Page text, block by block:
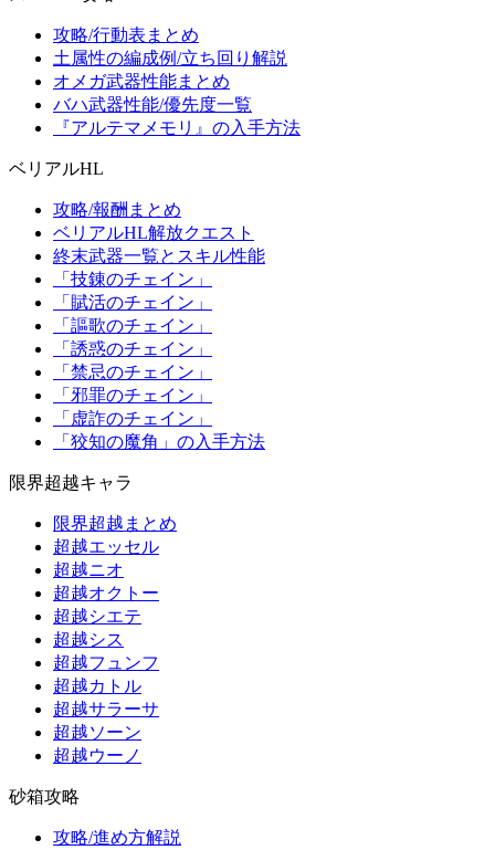
攻略/行動表まとめ
土属性の編成例/立ち回り解説
オメガ武器性能まとめ
バハ武器性能/優先度一覧
『アルテマメモリ』の入手方法
ベリアルHL
攻略/報酬まとめ
ベリアルHL解放クエスト
終末武器一覧とスキル性能
「技錬のチェイン」
「賦活のチェイン」
「謳歌のチェイン」
「誘惑のチェイン」
「禁忌のチェイン」
「邪罪のチェイン」
「虚詐のチェイン」
「狡知の魔角」の入手方法
限界超越キャラ
限界超越まとめ
超越エッセル
超越ニオ
超越オクトー
超越シエテ
超越シス
超越フュンフ
超越カトル
超越サラーサ
超越ソーン
超越ウーノ
砂箱攻略
攻略/進め方解説